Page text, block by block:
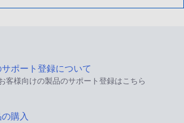
ポート登録について
客様向けの製品のサポート登録はこちら
購入